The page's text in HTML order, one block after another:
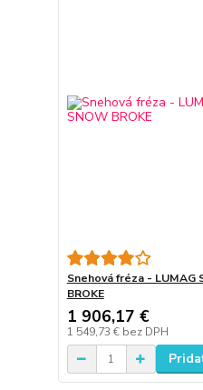
Snehová fréza - LUMAG
BROKE
1 906,17 €
1 549,73 € bez DPH